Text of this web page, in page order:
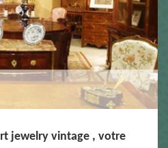
jewelry vintage , votre